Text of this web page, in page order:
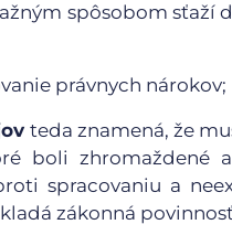
spôsobom
právnych nárokov;
teda znamená, že
boli zhromaždené
spracovaniu a
zákonná